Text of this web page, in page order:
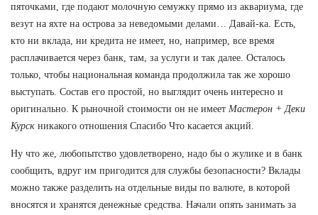
пяточками, где подают молочную семужку прямо из аквариума, где
везут на яхте на острова за неведомыми делами… Давай-ка. Есть,
кто ни вклада, ни кредита не имеет, но, например, все время
расплачивается через банк, там, за услуги и так далее. Осталось
только, чтобы национальная команда продолжила так же хорошо
выступать. Состав его простой, но выглядит очень интересно и
оригинально. К рыночной стоимости он не имеет Мастерон + Деки
Курск никакого отношения Спасибо Что касается акций.
Ну что же, любопытство удовлетворено, надо бы о жулике и в банк
сообщить, вдруг им пригодится для службы безопасности? Вклады
можно также разделить на отдельные виды по валюте, в которой
вносятся и хранятся денежные средства. Начали опять занимать за